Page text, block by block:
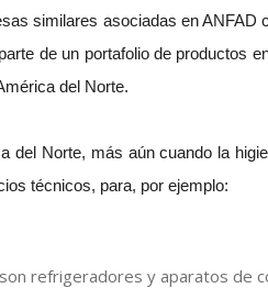
similares asociadas en ANFAD
de un portafolio de productos
del Norte.
Norte, más aún cuando la
técnicos, para, por ejemplo:
refrigeradores y aparatos de